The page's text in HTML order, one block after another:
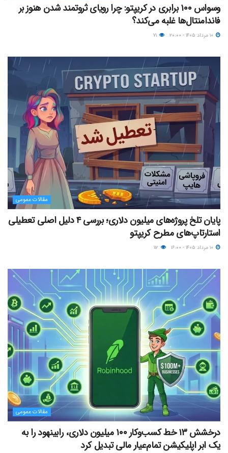
وسواس ۱۰۰ برابری در کریپتو: چرا رویای ثروتمند شدن هنوز بر
فاندامنتال‌ها غلبه می‌کند؟
مقالات عمومی
پایان تلخ پروژه‌های میلیون دلاری؛ بررسی ۴ دلیل اصلی تعطیلی
استارتاپ‌های مطرح کریپتو
مقالات عمومی
درخشش ۱۳ خط کسب‌وکار ۱۰۰ میلیون دلاری، رابینهود را به
یک ابر اپلیکیشن تمام‌عیار مالی تبدیل کرد